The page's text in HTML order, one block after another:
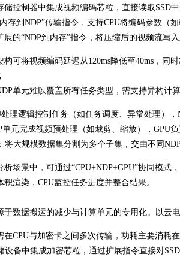
储控制器中集成视频编码芯粒，直接读取SSD
内存到NDP”传输指令，支持CPU将编码参数（
展的“NDP到内存”指令，将压缩后的视频流写
构可将视频编码延迟从120ms降低至40ms，同
单元难以覆盖所有任务类型，需支持异构计
处理逻辑控制任务（如任务调度、异常处理）
单元完成视频预处理（如裁剪、缩放），GPU
将大规模数据集分割为多个子集，交由不同
场景中，可通过“CPU+NDP+GPU”协同模
积渲染，CPU监控任务进度并整合结果。
于数据搬运的减少与计算单元的专用化。以云
在CPU与加密卡之间多次传输，功耗主要消耗
设备中集成加密芯粒，通过扩展指令直接对